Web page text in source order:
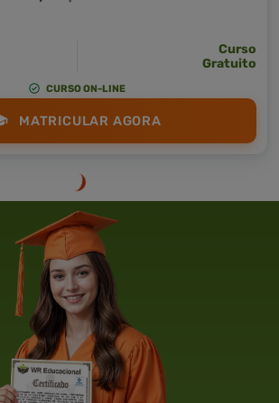
Curso
Gratuito
CURSO ON-LINE
MATRICULAR AGORA